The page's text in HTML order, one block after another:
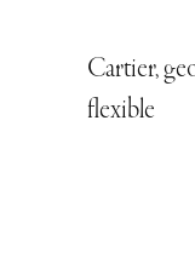
Cartier,
flexible